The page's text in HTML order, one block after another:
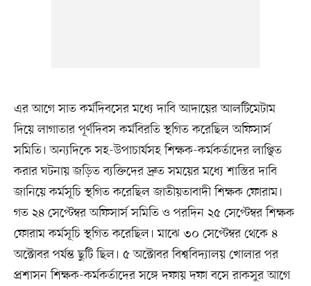
এর আগে সাত কর্মদিবসের মধ্যে দাবি আদায়ের আলটিমেটাম
দিয়ে লাগাতার পূর্ণদিবস কর্মবিরতি স্থগিত করেছিল অফিসার্স
সমিতি। অন্যদিকে সহ-উপাচার্যসহ শিক্ষক-কর্মকর্তাদের লাঞ্ছিত
করার ঘটনায় জড়িত ব্যক্তিদের দ্রুত সময়ের মধ্যে শাস্তির দাবি
জানিয়ে কর্মসূচি স্থগিত করেছিল জাতীয়তাবাদী শিক্ষক ফোরাম।
গত ২৪ সেপ্টেম্বর অফিসার্স সমিতি ও পরদিন ২৫ সেপ্টেম্বর শিক্ষক
ফোরাম কর্মসূচি স্থগিত করেছিল। মাঝে ৩০ সেপ্টেম্বর থেকে ৪
অক্টোবর পর্যন্ত ছুটি ছিল। ৫ অক্টোবর বিশ্ববিদ্যালয় খোলার পর
প্রশাসন শিক্ষক-কর্মকর্তাদের সঙ্গে দফায় দফা বসে রাকসুর আগে